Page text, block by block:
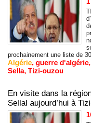
prochainement une liste de
Algérie, guerre d'algérie,
Sella, Tizi-ouzou
En visite dans la
Sellal aujourd’hui à